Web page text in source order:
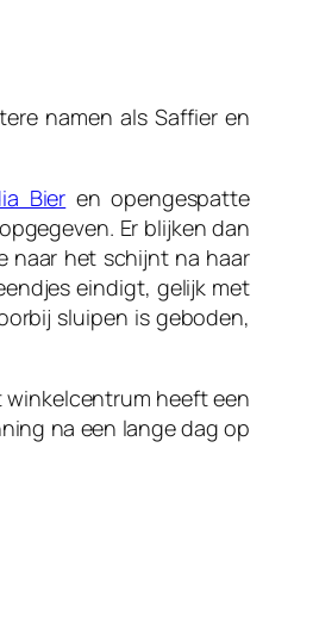
namen als Saffier en
Bier en opengespatte
Er blijken dan
naar het schijnt na haar
eindigt, gelijk met
sluipen is geboden,
winkelcentrum heeft een
na een lange dag op